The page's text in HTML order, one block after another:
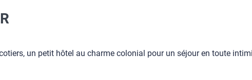
un petit hôtel au charme colonial pour un séjour en toute